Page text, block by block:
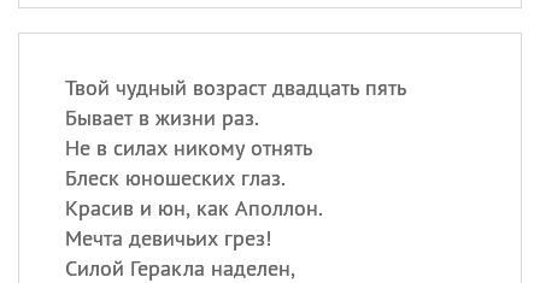
Твой чудный возраст двадцать пять
Бывает в жизни раз.
Не в силах никому отнять
Блеск юношеских глаз.
Красив и юн, как Аполлон.
Мечта девичьих грез!
Силой Геракла наделен,